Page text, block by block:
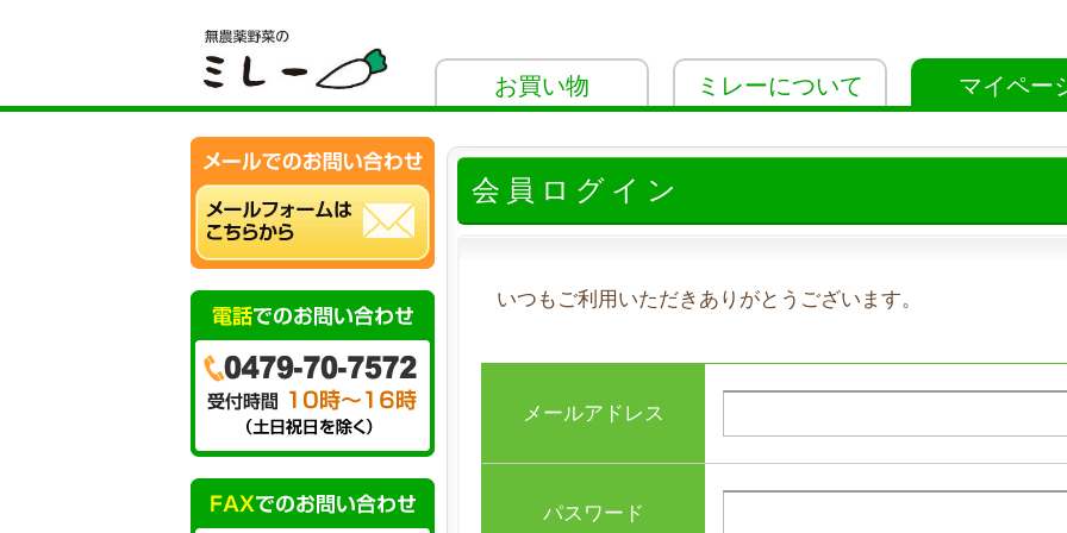
お買い物 ミレーについて マイペー
会員ログイン
いつもご利用いただきありがとうございます。
メールアドレス
パスワード